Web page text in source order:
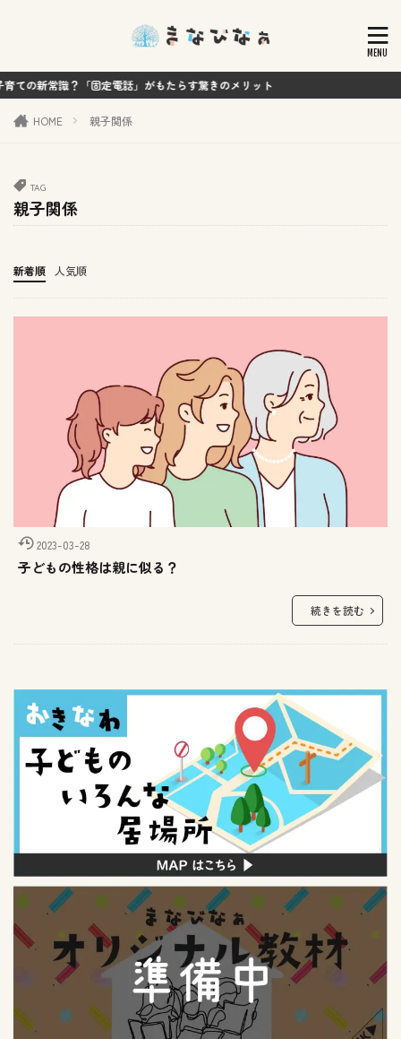
？「固定電話」がもたらす驚きのメリット
HOME 親子関係
TAG
親子関係
新着順 人気順
2023-03-28
子どもの性格は親に似る？
続きを読む